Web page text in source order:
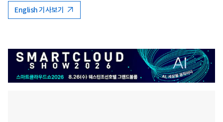
English 기사보기